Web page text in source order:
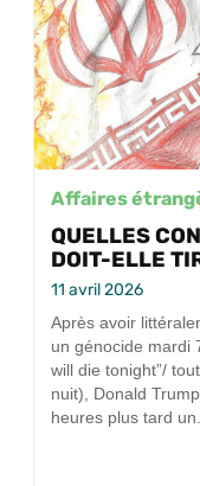
Affaires
QUELLES
DOIT-ELLE
11 avril 2026
Après avoir
un génocide mardi
will die tonight”/
nuit), Donald
heures plus tard